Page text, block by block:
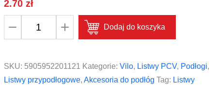
2.70 zł
do
listwy
Dodaj do koszyka
SKU: 5905952201121 Kategorie: Vilo, Listwy PCV, Podłogi,
Listwy przypodłogowe, Akcesoria do podłóg Tag: Listwy